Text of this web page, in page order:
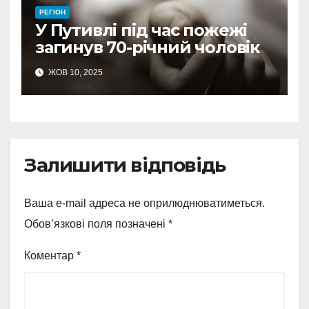
РЕГІОН
У Путивлі під час пожежі
загинув 70-річний чоловік
ЖОВ 10, 2025
Залишити відповідь
Ваша e-mail адреса не оприлюднюватиметься.
Обов’язкові поля позначені *
Коментар *